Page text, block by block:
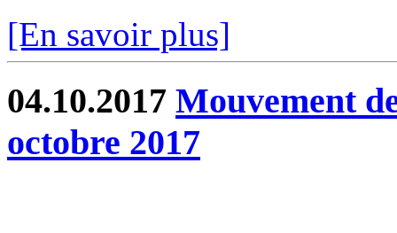
[En savoir plus]
04.10.2017 Mouvement
octobre 2017